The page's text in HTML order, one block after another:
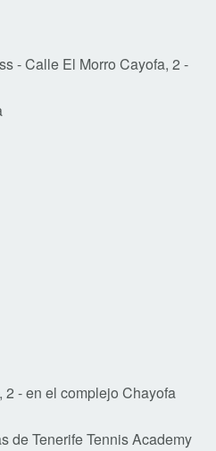
- Calle El Morro Cayofa, 2 -
- en el complejo Chayofa
de Tenerife Tennis Academy